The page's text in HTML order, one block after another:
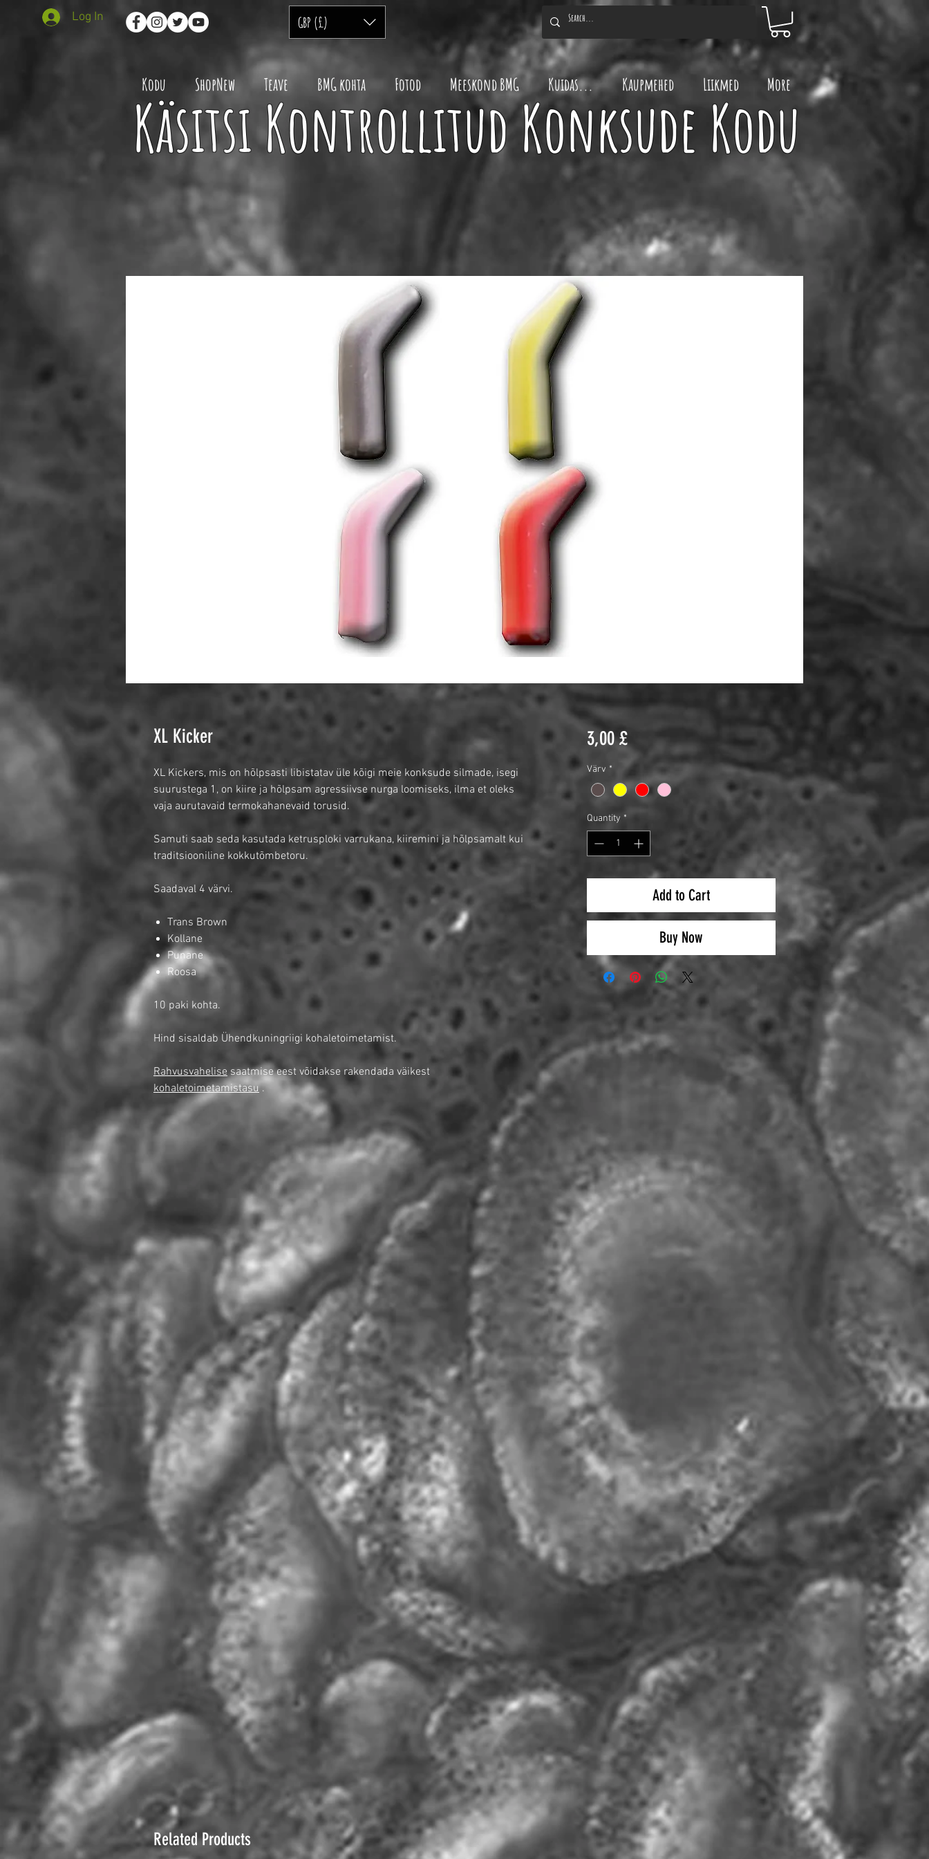
Log In
Kodu ShopNew Teave BMG kohta Fotod Meeskond BMG Kuidas... Kaupmehed Liikmed More
GBP (£)
Käsitsi Kontrollitud Konksude Kodu
XL Kicker
XL Kickers, mis on hõlpsasti libistatav üle kõigi meie konksude silmade, isegi
suurustega 1, on kiire ja hõlpsam agressiivse nurga loomiseks, ilma et oleks
vaja aurutavaid termokahanevaid torusid.
Samuti saab seda kasutada ketrusploki varrukana, kiiremini ja hõlpsamalt kui
traditsiooniline kokkutõmbetoru.
Saadaval 4 värvi.
Trans Brown
Kollane
Punane
Roosa
10 paki kohta.
Hind sisaldab Ühendkuningriigi kohaletoimetamist.
Rahvusvahelisesaatmise eest võidakse rakendada väikest
kohaletoimetamistasu.
3,00 £Price
Värv *
Quantity *
Add to Cart
Buy Now
Related Products